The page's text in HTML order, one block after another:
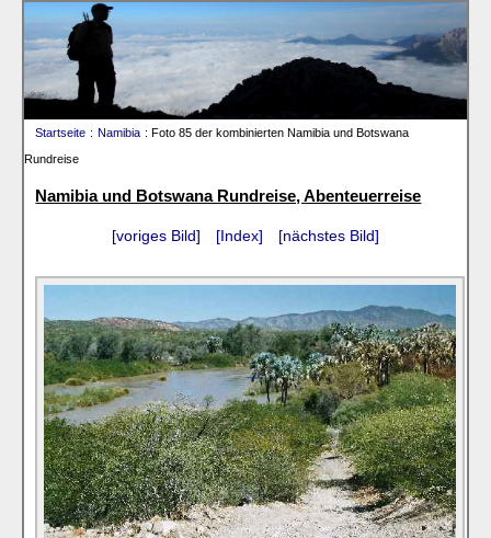
Startseite : Namibia : Foto 85 der kombinierten Namibia und Botswana
Rundreise
Namibia und Botswana Rundreise, Abenteuerreise
[voriges Bild] [Index] [nächstes Bild]